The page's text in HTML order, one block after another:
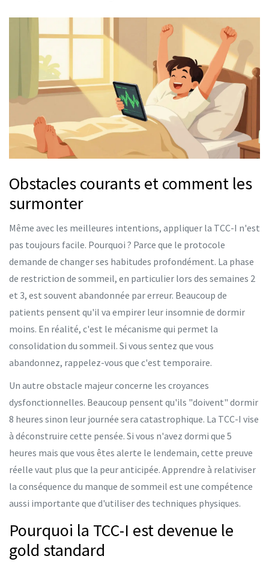
Obstacles courants et comment les
surmonter
Même avec les meilleures intentions, appliquer la TCC-I n'est
pas toujours facile. Pourquoi ? Parce que le protocole
demande de changer ses habitudes profondément. La phase
de restriction de sommeil, en particulier lors des semaines 2
et 3, est souvent abandonnée par erreur. Beaucoup de
patients pensent qu'il va empirer leur insomnie de dormir
moins. En réalité, c'est le mécanisme qui permet la
consolidation du sommeil. Si vous sentez que vous
abandonnez, rappelez-vous que c'est temporaire.
Un autre obstacle majeur concerne les croyances
dysfonctionnelles. Beaucoup pensent qu'ils "doivent" dormir
8 heures sinon leur journée sera catastrophique. La TCC-I vise
à déconstruire cette pensée. Si vous n'avez dormi que 5
heures mais que vous êtes alerte le lendemain, cette preuve
réelle vaut plus que la peur anticipée. Apprendre à relativiser
la conséquence du manque de sommeil est une compétence
aussi importante que d'utiliser des techniques physiques.
Pourquoi la TCC-I est devenue le
gold standard